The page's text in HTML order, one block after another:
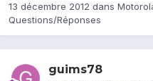
13 décembre 2012 dans
Questions/Réponses
guims78